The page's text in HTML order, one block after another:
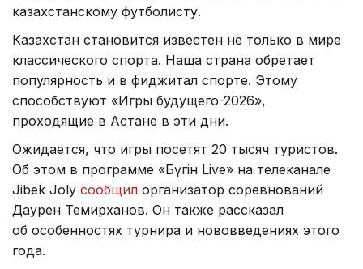
казахстанскому футболисту.
Казахстан становится известен не только в мире
классического спорта. Наша страна обретает
популярность и в фиджитал спорте. Этому
способствуют «Игры будущего-2026»,
проходящие в Астане в эти дни.
Ожидается, что игры посетят 20 тысяч туристов.
Об этом в программе «Бүгін Live» на телеканале
Jibek Joly сообщил организатор соревнований
Даурен Темирханов. Он также рассказал
об особенностях турнира и нововведениях этого
года.